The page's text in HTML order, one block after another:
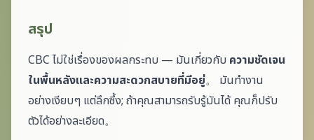
สรุป
CBC ไม่ใช่เรื่องของผลกระทบ — มันเกี่ยวกับ ความชัดเจน
ในพื้นหลังและความสะดวกสบายที่มีอยู่。 มันทำงาน
อย่างเงียบๆ แต่ลึกซึ้ง; ถ้าคุณสามารถรับรู้มันได้ คุณก็ปรับ
ตัวได้อย่างละเอียด。